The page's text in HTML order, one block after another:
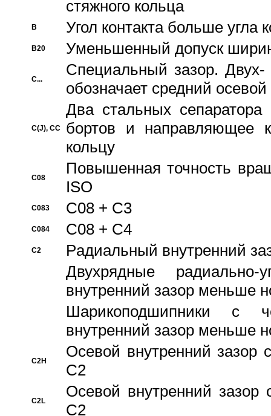
стяжного кольца
B Угол контакта больше угла
B20 Уменьшенный допуск
C...
Специальный зазор.
обозначает средний
C(J), CC
Два стальных сепаратора
бортов и направляющее
кольцу
C08
Повышенная точность
ISO
C083 C08 + C3
C084 C08 + C4
C2
Pадиальный внутренний
Двухрядные радиально-
внутренний зазор меньше
Шарикоподшипники с
внутренний зазор меньше
C2H
Осевой внутренний зазор
C2
C2L
Осевой внутренний зазор
C2